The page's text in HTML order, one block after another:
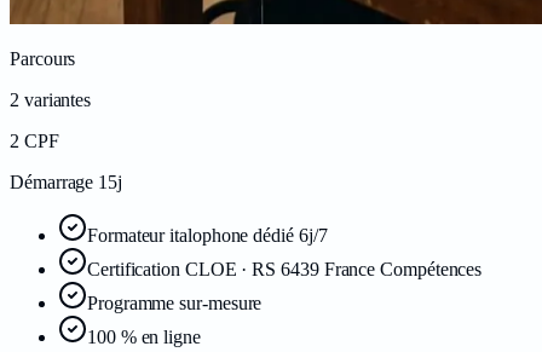
Parcours
2 variantes
2 CPF
Démarrage 15j
Formateur italophone dédié 6j/7
Certification CLOE · RS 6439 France Compétences
Programme sur-mesure
100 % en ligne